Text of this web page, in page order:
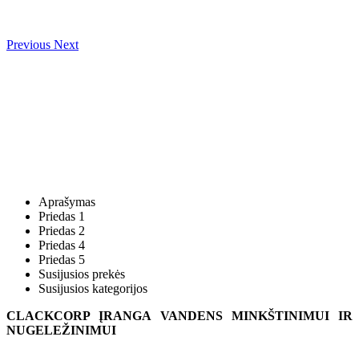
Previous Next
Aprašymas
Priedas 1
Priedas 2
Priedas 4
Priedas 5
Susijusios prekės
Susijusios kategorijos
CLACKCORP ĮRANGA VANDENS MINKŠTINIMUI IR
NUGELEŽINIMUI